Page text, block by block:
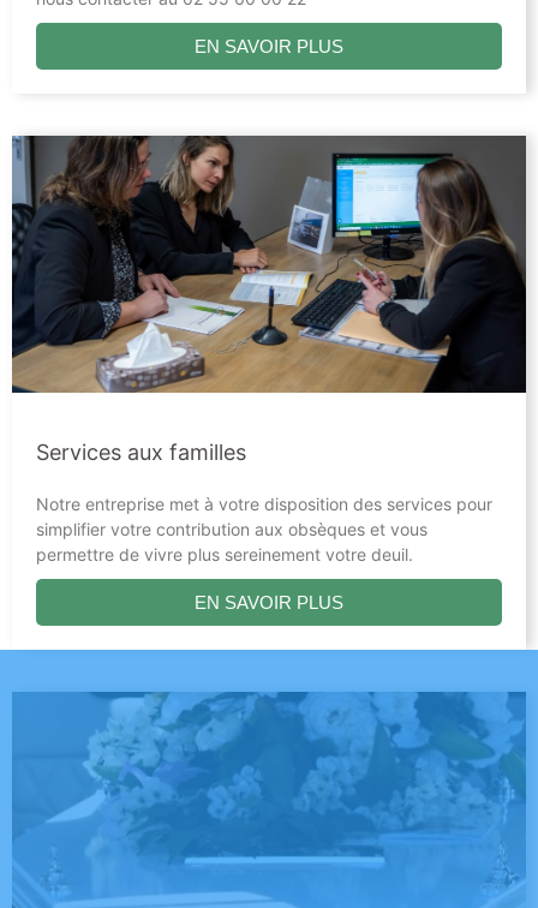
EN SAVOIR PLUS
Services aux familles
Notre entreprise met à votre disposition des services pour
simplifier votre contribution aux obsèques et vous
permettre de vivre plus sereinement votre deuil.
EN SAVOIR PLUS